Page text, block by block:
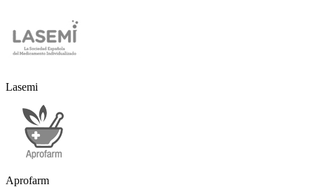
Lasemi
Aprofarm